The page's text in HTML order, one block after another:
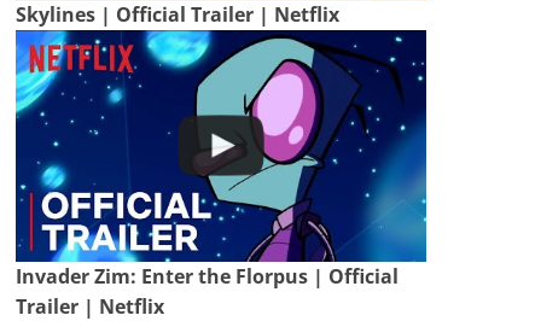
Skylines | Official Trailer | Netflix
Invader Zim: Enter the Florpus | Official
Trailer | Netflix